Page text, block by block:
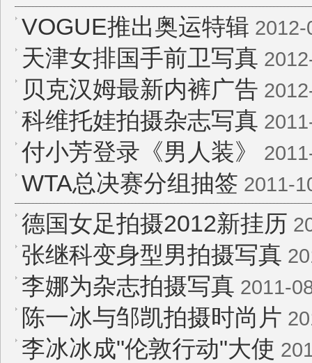
VOGUE推出奥运特辑 2012-
天津女排国手前卫写真
贝克汉姆最新内裤广告
科维托娃拍摄杂志写真
付小芳登录《男人装》
WTA总决赛分组抽签 2011-
德国女足拍摄2012新挂历
张继科变身型男拍摄写真
李娜为杂志拍摄写真 2011-
陈一冰与邹凯拍摄时尚片
李冰冰成"伦敦行动"大使